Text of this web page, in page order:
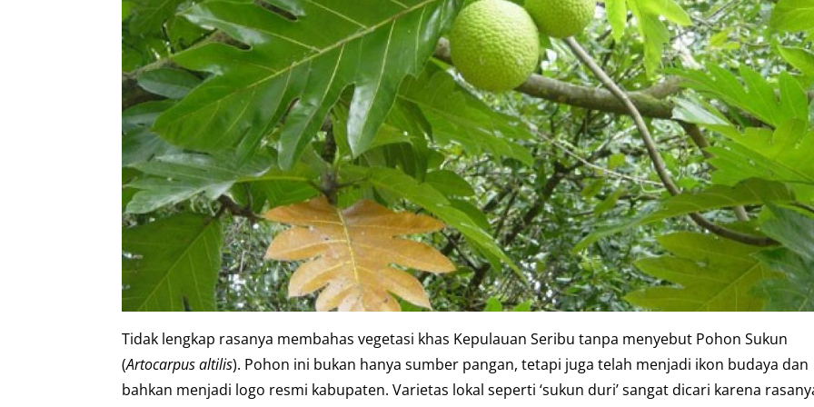
Tidak lengkap rasanya membahas vegetasi khas Kepulauan Seribu tanpa menyebut Pohon Sukun
(Artocarpus altilis). Pohon ini bukan hanya sumber pangan, tetapi juga telah menjadi ikon budaya dan
bahkan menjadi logo resmi kabupaten. Varietas lokal seperti ‘sukun duri’ sangat dicari karena